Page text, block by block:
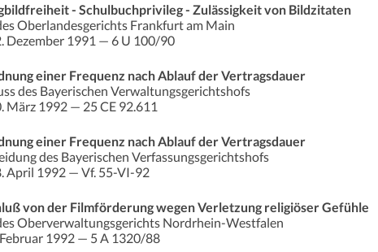
- Schulbuchprivileg - Zulässigkeit von Bildzitaten
Oberlandesgerichts Frankfurt am Main
Dezember 1991 — 6 U 100/90
einer Frequenz nach Ablauf der Vertragsdauer
des Bayerischen Verwaltungsgerichtshofs
März 1992 — 25 CE 92.611
einer Frequenz nach Ablauf der Vertragsdauer
des Bayerischen Verfassungsgerichtshofs
April 1992 — Vf. 55-VI-92
von der Filmförderung wegen Verletzung religiöser Gefühle
Oberverwaltungsgerichts Nordrhein-Westfalen
1992 — 5 A 1320/88